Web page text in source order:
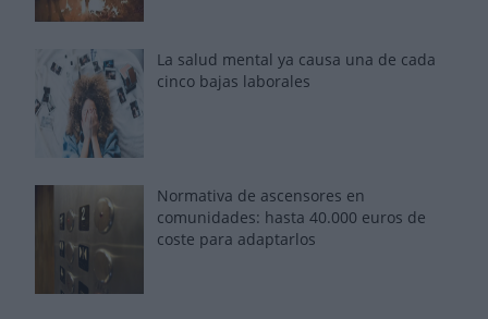
La salud mental ya causa una de cada
cinco bajas laborales
Normativa de ascensores en
comunidades: hasta 40.000 euros de
coste para adaptarlos